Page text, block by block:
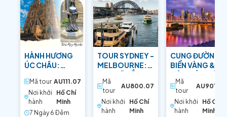
HÀNH HƯƠNG
ÚC CHÂU:
SYDNEY
Mã tour AU111.07
Nơi khởi
hành
Hồ Chí
Minh
7 Ngày 6 Ðêm
TOUR SYDNEY -
MELBOURNE:
MÀU
Mã
tour
AU800.07
Nơi khởi
hành
Hồ Chí
Minh
CUNG ĐƯỜNG
BIỂN VÀNG &
HÃNH
Mã
tour
AU901.09
Nơi khởi
hành
Hồ Chí
Minh